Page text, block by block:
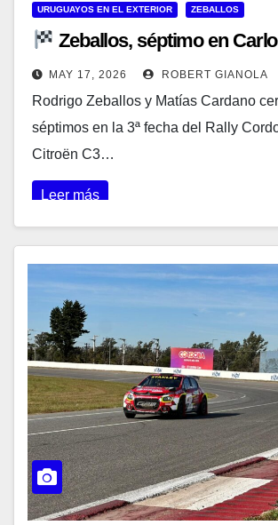
URUGUAYOS EN EL EXTERIOR ZEBALLOS
Zeballos, séptimo en
MAY 17, 2026 ROBERT GIANOLA
Rodrigo Zeballos y Matías Cardano
séptimos en la 3ª fecha del Rally
Citroën C3…
Leer más